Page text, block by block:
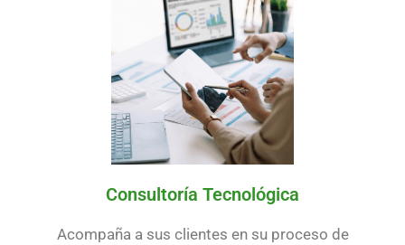
Consultoría Tecnológica
Acompaña a sus clientes en su proceso de